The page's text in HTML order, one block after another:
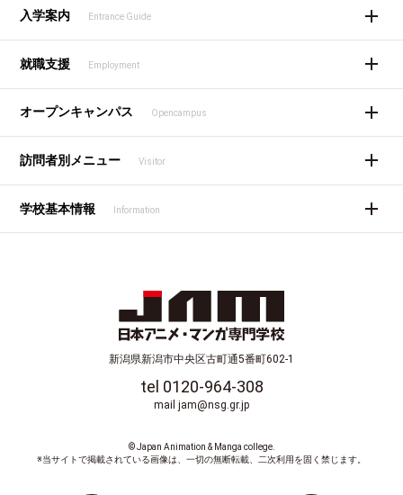
入学案内 Entrance Guide
就職支援 Employment
オープンキャンパス Opencampus
訪問者別メニュー Visitor
学校基本情報 Information
新潟県新潟市中央区古町通5番町602-1
tel 0120-964-308
mail jam@nsg.gr.jp
© Japan Animation & Manga college.
※当サイトで掲載されている画像は、一切の無断転載、二次利用を固く禁じます。